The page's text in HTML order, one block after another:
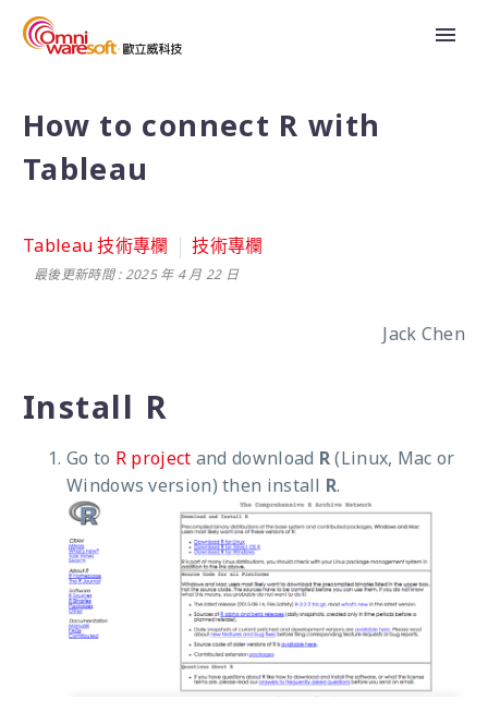
How to connect R with
Tableau
Tableau 技術專欄 技術專欄
最後更新時間 : 2025 年 4 月 22 日
Jack Chen
Install R
Go to R project and download R(Linux, Mac or
Windows version) then install R.